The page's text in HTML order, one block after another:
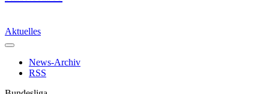
Aktuelles
News-Archiv
RSS